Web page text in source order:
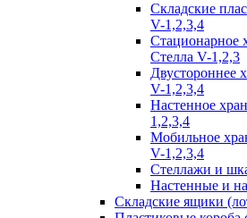
Складские
V-1,2,3,4
Стационарное
Стелла V-1,2,3
Двустороннее
V-1,2,3,4
Настенное
1,2,3,4
Мобильное
V-1,2,3,4
Стеллажи и
Настенные и
Складские ящики